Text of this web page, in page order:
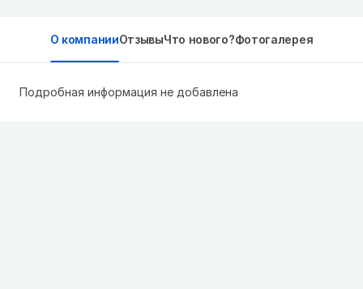
О компанииОтзывыЧто нового?Фотогалерея
Подробная информация не добавлена